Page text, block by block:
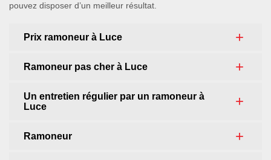
pouvez disposer d’un meilleur résultat.
Prix ramoneur à Luce
Ramoneur pas cher à Luce
Un entretien régulier par un ramoneur à
Luce
Ramoneur